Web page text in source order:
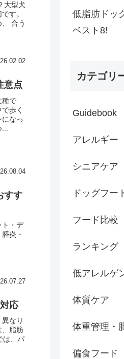
大型犬
す。
合う
意点
種で
歩く
なっ
すす
ト・デ
炎・
応
なり
、脂肪
は、パ
低脂肪ドッ
ベスト8!
カテゴリ
Guidebook
アレルギー
シニアケア
ドッグフー
フード比較
ランキング
低アレルゲ
体質ケア
体重管理・
偏食フード